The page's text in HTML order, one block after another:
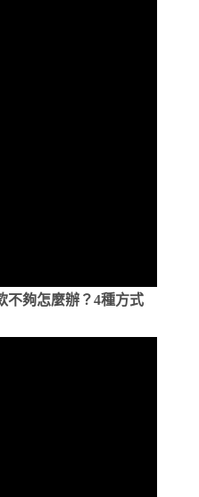
不夠怎麼辦？4種方式